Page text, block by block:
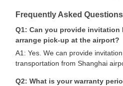
Frequently Asked Questions
Q1: Can you provide invitation
arrange pick-up at the airport?
A1: Yes. We can provide
transportation from Shanghai
Q2: What is your warranty